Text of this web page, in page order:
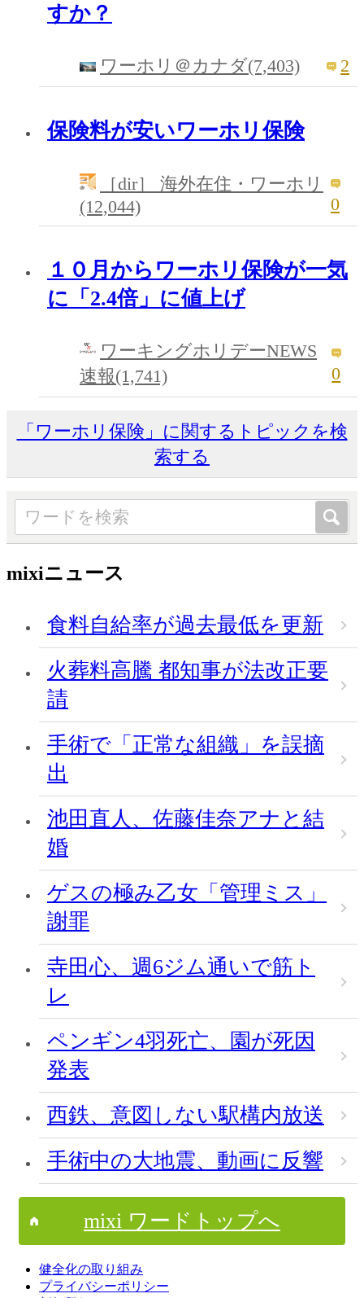
すか？
ワーホリ＠カナダ(7,403) 2
保険料が安いワーホリ保険
［dir］ 海外在住・ワーホリ
(12,044)
0
１０月からワーホリ保険が一気
に「2.4倍」に値上げ
ワーキングホリデーNEWS
速報(1,741)
0
「ワーホリ保険」に関するトピックを検
索する
mixiニュース
食料自給率が過去最低を更新
火葬料高騰 都知事が法改正要
請
手術で「正常な組織」を誤摘
出
池田直人、佐藤佳奈アナと結
婚
ゲスの極み乙女「管理ミス」
謝罪
寺田心、週6ジム通いで筋ト
レ
ペンギン4羽死亡、園が死因
発表
西鉄、意図しない駅構内放送
手術中の大地震、動画に反響
mixi ワードトップへ
健全化の取り組み
プライバシーポリシー